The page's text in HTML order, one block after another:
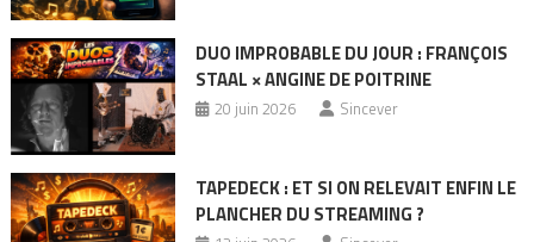
DUO IMPROBABLE DU JOUR : FRANÇOIS
STAAL × ANGINE DE POITRINE
20 juin 2026 Sincever
TAPEDECK : ET SI ON RELEVAIT ENFIN LE
PLANCHER DU STREAMING ?